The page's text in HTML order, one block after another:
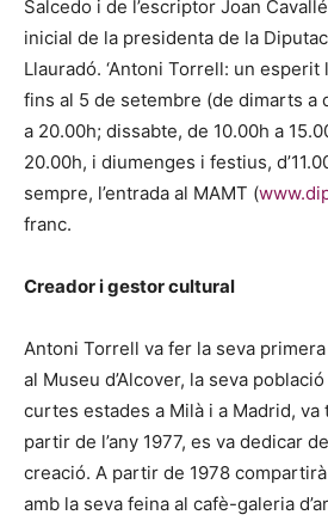
Salcedo i de l’escriptor Joan
inicial de la presidenta de la
Llauradó. ‘Antoni Torrell: un esperit
fins al 5 de setembre (de dimarts a
a 20.00h; dissabte, de 10.00h a
20.00h, i diumenges i festius,
sempre, l’entrada al MAMT (
franc.
Creador i gestor cultural
Antoni Torrell va fer la seva primera
al Museu d’Alcover, la seva
curtes estades a Milà i a Madrid, va
partir de l’any 1977, es va dedicar
creació. A partir de 1978
amb la seva feina al cafè-galeria